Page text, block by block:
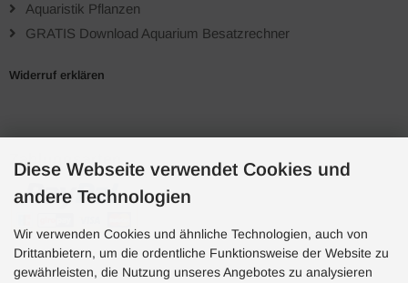
Aquaristik Pflanzen
GRATIS Download Aquarium Besatzrechner
Widerruf erklären
Zahlungsarten
Diese Webseite verwendet Cookies und
andere Technologien
Wir verwenden Cookies und ähnliche Technologien, auch von
Drittanbietern, um die ordentliche Funktionsweise der Website zu
gewährleisten, die Nutzung unseres Angebotes zu analysieren